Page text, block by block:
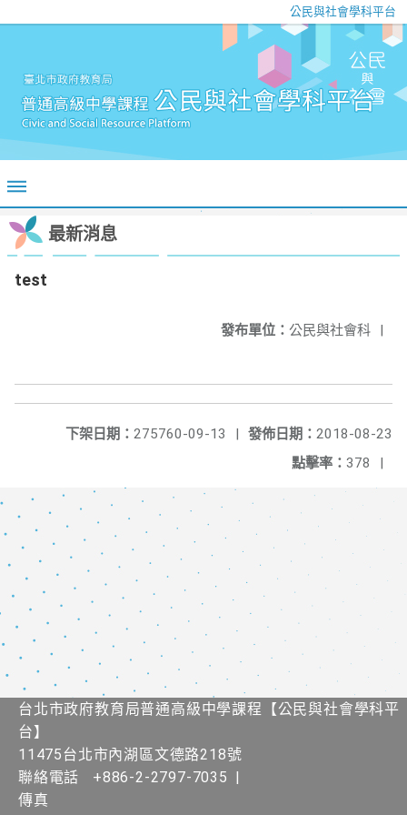
公民與社會學科平台
最新消息
test
發布單位： 公民與社會科 |
發佈日期： 2018-08-23
下架日期： 275760-09-13
|
點擊率： 378 |
台北市政府教育局普通高級中學課程​【​公民與社會學科平
台】
11475台北市內湖區文德路218號
聯絡電話
+886-2-2797-7035 |
傳真